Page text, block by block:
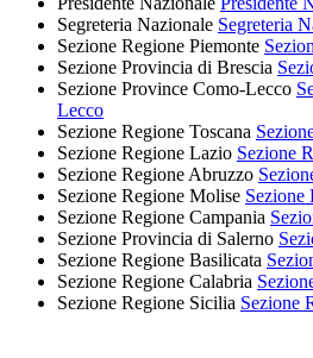
Segreteria Nazionale Segreteria
Sezione Regione Piemonte
Sezione Provincia di Brescia
Sezione Province Como-Lecco
Lecco
Sezione Regione Toscana
Sezione Regione Lazio Sezione
Sezione Regione Abruzzo
Sezione Regione Molise Sezione
Sezione Regione Campania
Sezione Provincia di Salerno
Sezione Regione Basilicata
Sezione Regione Calabria
Sezione Regione Sicilia Sezione